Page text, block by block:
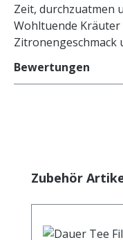
Zeit, durchzuatmen
Wohltuende
Bewertungen
Produktgalerie
Zubehör